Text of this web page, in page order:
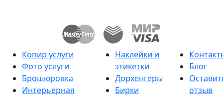
Копир услуги
Фото услуги
Брошюровка
Интерьерная
Наклейки и
этикетки
Дорхенгеры
Бирки
Блог
отзыв